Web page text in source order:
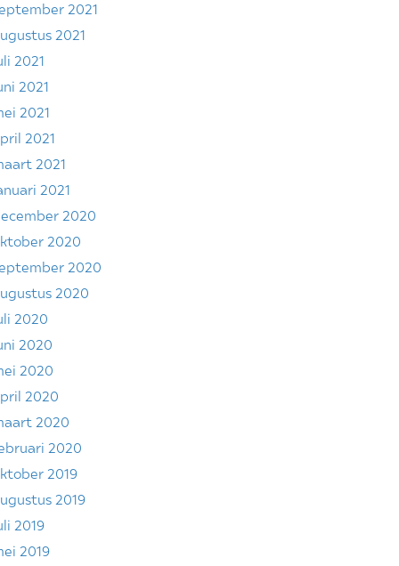
2021
2021
2021
2021
2021
2021
2021
2021
2020
2020
2020
2020
2020
2020
2020
2020
2020
2020
2019
2019
2019
2019